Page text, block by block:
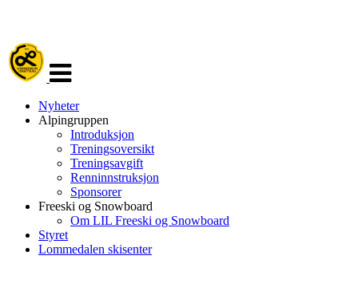
navigasjon
Nyheter
Alpingruppen
Introduksjon
Treningsoversikt
Treningsavgift
Renninnstruksjon
Sponsorer
Freeski og Snowboard
Om LIL Freeski og Snowboard
Styret
Lommedalen skisenter